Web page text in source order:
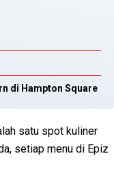
di Hampton Square
satu spot kuliner
setiap menu di Epiz